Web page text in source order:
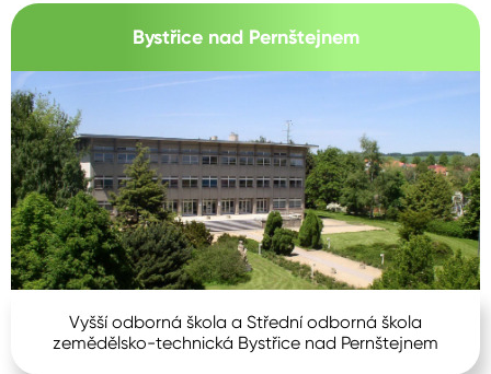
Bystřice nad Pernštejnem
Vyšší odborná škola a Střední odborná škola
zemědělsko-technická Bystřice nad Pernštejnem